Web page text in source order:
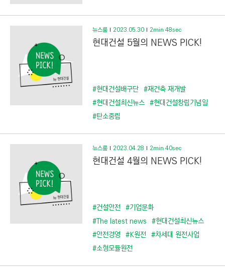
뉴스룸 2023.05.30 2min 48sec
현대건설 5월의 NEWS PICK!
#현대건설배구단 #재건축 재개발
#현대건설최신뉴스 #현대건설창립기념일
#탄소중립
뉴스룸 2023.04.28 2min 40sec
현대건설 4월의 NEWS PICK!
#건설안전 #기업문화
#The latest news #현대건설최신뉴스
#안전경영 #K원전 #차세대 원전사업
#소형모듈원전